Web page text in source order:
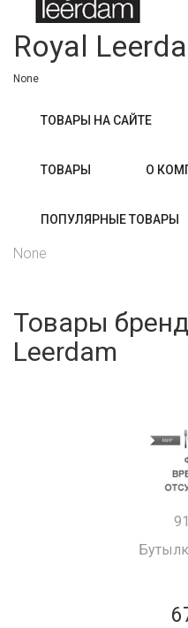
Royal
None
ТОВАРЫ НА САЙТЕ
ТОВАРЫ О
ПОПУЛЯРНЫЕ ТОВАРЫ
None
Товары
Leerdam